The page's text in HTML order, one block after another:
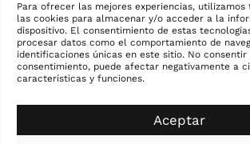
Para ofrecer las mejores experiencias, utilizamos
las cookies para almacenar y/o acceder a la
dispositivo. El consentimiento de estas
procesar datos como el comportamiento de
identificaciones únicas en este sitio. No
consentimiento, puede afectar negativamente a
características y funciones.
Aceptar
Información de contacto
Andreia Mihalache
Valencia